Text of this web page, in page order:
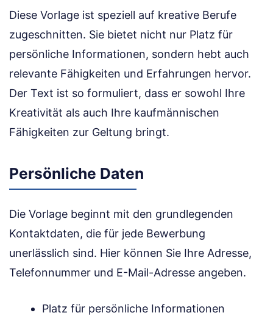
Diese Vorlage ist speziell auf kreative Berufe
zugeschnitten. Sie bietet nicht nur Platz für
persönliche Informationen, sondern hebt auch
relevante Fähigkeiten und Erfahrungen hervor.
Der Text ist so formuliert, dass er sowohl Ihre
Kreativität als auch Ihre kaufmännischen
Fähigkeiten zur Geltung bringt.
Persönliche Daten
Die Vorlage beginnt mit den grundlegenden
Kontaktdaten, die für jede Bewerbung
unerlässlich sind. Hier können Sie Ihre Adresse,
Telefonnummer und E-Mail-Adresse angeben.
Platz für persönliche Informationen